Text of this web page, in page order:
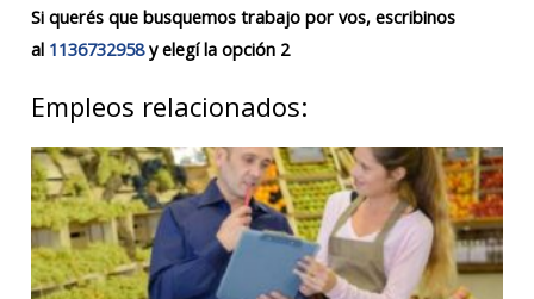
Si querés que busquemos trabajo por vos, escribinos
al 1136732958y elegí la opción 2
Empleos relacionados: